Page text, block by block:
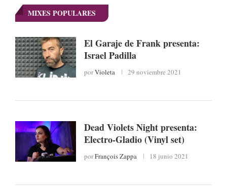
MIXES POPULARES
El Garaje de Frank presenta:
Israel Padilla
porVioleta 29 noviembre 2021
Dead Violets Night presenta:
Electro-Gladio (Vinyl set)
porFrançois Zappa 18 junio 2021